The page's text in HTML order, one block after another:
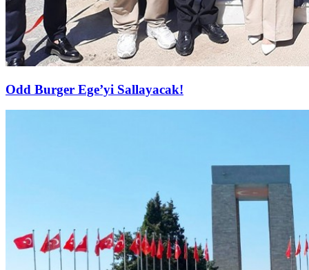
Odd Burger Ege’yi Sallayacak!